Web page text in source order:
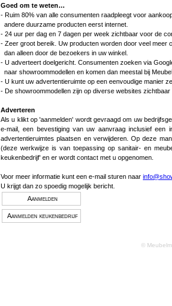
Goed om te weten…
- Ruim 80% van alle consumenten raadpleegt voor
andere duurzame producten eerst internet.
- 24 uur per dag en 7 dagen per week zichtbaar voor de
- Zeer groot bereik. Uw producten worden door veel
dan alleen door de bezoekers in uw winkel.
- U adverteert doelgericht. Consumenten zoeken via
naar showroommodellen en komen dan meestal bij
- U kunt uw advertentieruimte op een eenvoudige manier
- De showroommodellen zijn op diverse websites
Adverteren
Als u klikt op 'aanmelden' wordt gevraagd om uw
e-mail, een bevestiging van uw aanvraag inclusief
advertentieruimtes plaatsen en verwijderen. Op deze
(deze werkwijze is van toepassing op sanitair- en
keukenbedrijf' en er wordt contact met u opgenomen.
Voor meer informatie kunt een e-mail sturen naar
U krijgt dan zo spoedig mogelijk bericht.
Aanmelden
Aanmelden keukenbedrijf
©